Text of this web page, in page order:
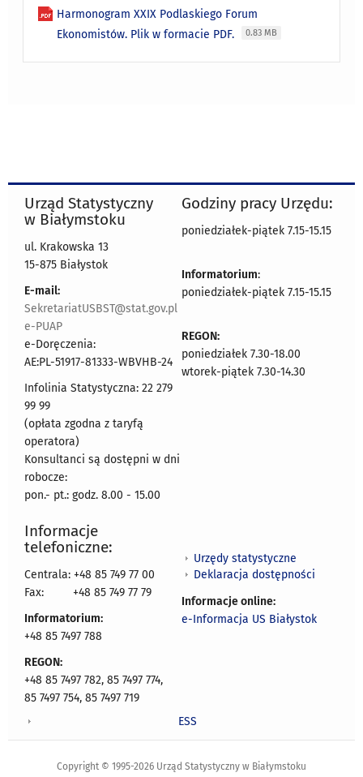
Harmonogram XXIX Podlaskiego Forum
Ekonomistów. Plik w formacie PDF.
0.83 MB
Urząd Statystyczny
w Białymstoku
ul. Krakowska 13
15-875 Białystok
E-mail:
SekretariatUSBST@stat.gov.pl
e-PUAP
e-Doręczenia:
AE:PL-51917-81333-WBVHB-24
Infolinia Statystyczna: 22 279
99 99
(opłata zgodna z taryfą
operatora)
Konsultanci są dostępni w dni
robocze:
pon.- pt.: godz. 8.00 - 15.00
Godziny pracy Urzędu:
poniedziałek-piątek 7.15-15.15
Informatorium:
poniedziałek-piątek 7.15-15.15
REGON:
poniedziałek 7.30-18.00
wtorek-piątek 7.30-14.30
Informacje
telefoniczne:
Centrala: +48 85 749 77 00
Fax:
+48 85 749 77 79
Informatorium:
+48 85 7497 788
REGON:
+48 85 7497 782, 85 7497 774,
85 7497 754, 85 7497 719
Urzędy statystyczne
Deklaracja dostępności
Informacje online:
e-Informacja US Białystok
ESS
Copyright © 1995-2026 Urząd Statystyczny w Białymstoku